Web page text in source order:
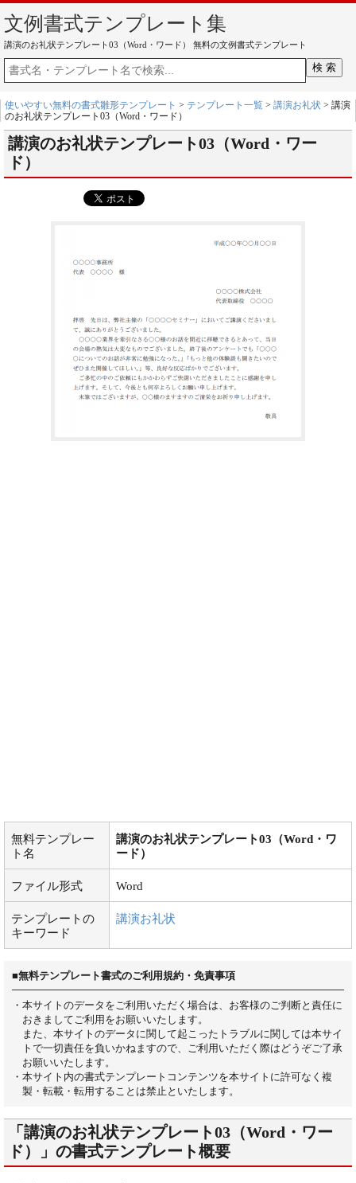
文例書式テンプレート集
講演のお礼状テンプレート03（Word・ワード） 無料の文例書式テンプレート
使いやすい無料の書式雛形テンプレート > テンプレート一覧 > 講演お礼状 > 講演
のお礼状テンプレート03（Word・ワード）
講演のお礼状テンプレート03（Word・ワー
ド）
無料テンプレー
ト名
講演のお礼状テンプレート03（Word・ワ
ード）
ファイル形式 Word
テンプレートの
キーワード
講演お礼状
■無料テンプレート書式のご利用規約・免責事項
・本サイトのデータをご利用いただく場合は、お客様のご判断と責任に
おきましてご利用をお願いいたします。
また、本サイトのデータに関して起こったトラブルに関しては本サイ
トで一切責任を負いかねますので、ご利用いただく際はどうぞご了承
お願いいたします。
・本サイト内の書式テンプレートコンテンツを本サイトに許可なく複
製・転載・転用することは禁止といたします。
「講演のお礼状テンプレート03（Word・ワー
ド）」の書式テンプレート概要